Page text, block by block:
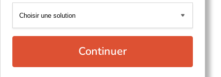
Continuer